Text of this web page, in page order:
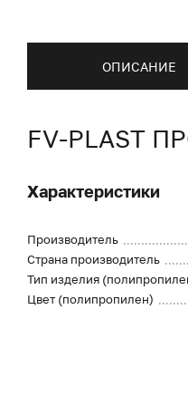
ОПИСАНИЕ
FV-PLAST
Характеристики
Производитель
Страна производитель
Тип изделия
Цвет (полипропилен)